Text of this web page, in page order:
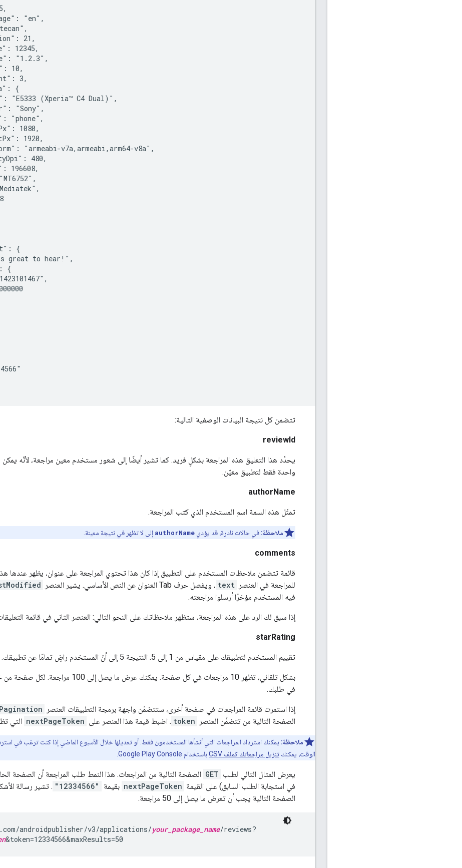
"en",
21,
12345,
"1.2.3",
10,
3,
{
"E5333 (Xperia™ C4 Dual)",
"Sony",
"phone",
1080,
1920,
"armeabi-v7a,armeabi,arm64-v8a",
480,
196608,
{
great to hear!",
{
تتضمن كل نتيجة البيانات الوصفية التالية:
reviewId
يحدِّد هذا التعليق هذه المراجعة بشكلٍ فريد. كما تشير أيضًا إلى شعور مستخدم معين مراجعة، لأنّه
واحدة فقط لتطبيق معيّن.
authorName
تمثّل هذه السمة اسم المستخدم الذي كتب المراجعة.
ملاحظة: في حالات نادرة، قد يؤدي authorName إلى لا تظهر في نتيجة معينة.
comments
قائمة تتضمن ملاحظات المستخدم على التطبيق إذا كان هذا تحتوي المراجعة على عنوان، يظهر عندها
للمراجعة في العنصر text ، ويفصل حرف Tab العنوان عن النص الأساسي. يشير العنصر
فيه المستخدم مؤخرًا أرسلوا مراجعته.
إذا سبق لك الرد على هذه المراجعة، ستظهر ملاحظاتك على النحو التالي: العنصر الثاني في قائمة
starRating
تقييم المستخدم لتطبيقك على مقياس من 1 إلى 5. النتيجة 5 إلى أنّ المستخدم راضٍ تمامًا عن تطبيقك.
بشكل تلقائي، تظهر 10 مراجعات في كل صفحة. يمكنك عرض ما يصل إلى 100 مراجعة. لكل صفحة من خلال إعداد معلَمة
في طلبك.
إذا استمرت قائمة المراجعات في صفحة أخرى، ستتضمّن واجهة برمجة التطبيقات العنصر
الصفحة التالية من تتضمَّن العنصر
token . اضبط قيمة هذا العنصر على nextPageToken التي
ملاحظة: يمكنك استرداد المراجعات التي أنشأها المستخدمون فقط. أو تعديلها خلال الأسبوع الماضي إذا كنت ترغب في
الوقت، يمكنك تنزيل مراجعاتك كملف CSV باستخدام Google Play Console.
يعرض المثال التالي لطلب GET الصفحة التالية من المراجعات. هذا النمط طلب المراجعة أن الصفحة
في استجابة الطلب السابق) على القيمة nextPageToken بقيمة "12334566" . تشير رسالة
الصفحة التالية يجب أن تعرض ما يصل إلى 50 مراجعة.
androidpublisher/v3/applications/your_package_name/reviews?